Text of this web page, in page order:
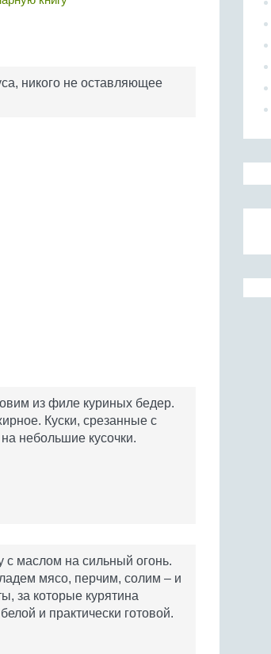
никого не оставляющее
из филе куриных бедер.
Куски, срезанные с
небольшие кусочки.
с маслом на сильный огонь.
мясо, перчим, солим – и
за которые курятина
и практически готовой.